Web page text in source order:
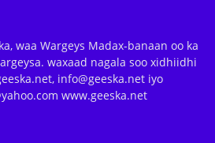
waa Wargeys Madax-banaan oo ka
waxaad nagala soo xidhiidhi
info@geeska.net iyo
www.geeska.net